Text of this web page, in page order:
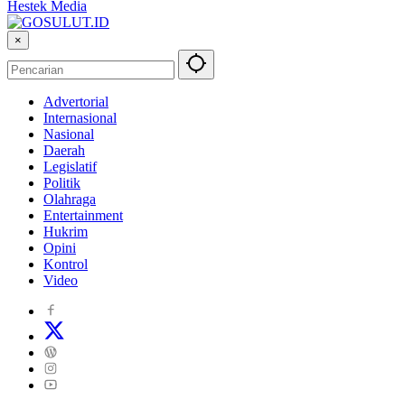
Hestek Media
×
Advertorial
Internasional
Nasional
Daerah
Legislatif
Politik
Olahraga
Entertainment
Hukrim
Opini
Kontrol
Video